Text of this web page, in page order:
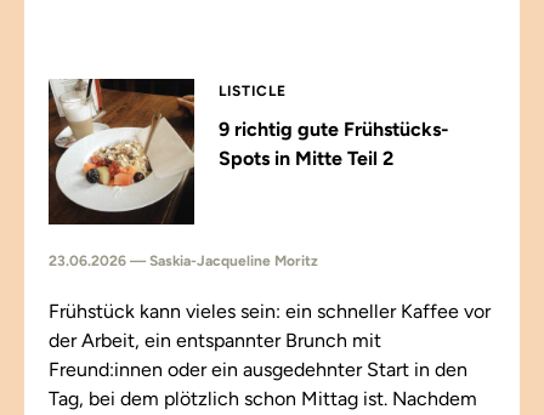
LISTICLE
9 richtig gute Frühstücks-
Spots in Mitte Teil 2
23.06.2026 — Saskia-Jacqueline Moritz
Frühstück kann vieles sein: ein schneller Kaffee vor
der Arbeit, ein entspannter Brunch mit
Freund:innen oder ein ausgedehnter Start in den
Tag, bei dem plötzlich schon Mittag ist. Nachdem